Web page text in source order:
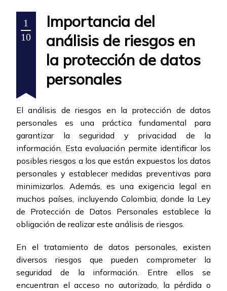
1
10
Importancia del
análisis de riesgos en
la protección de datos
personales
El análisis de riesgos en la protección de datos
personales es una práctica fundamental para
garantizar la seguridad y privacidad de la
información. Esta evaluación permite identificar los
posibles riesgos a los que están expuestos los datos
personales y establecer medidas preventivas para
minimizarlos. Además, es una exigencia legal en
muchos países, incluyendo Colombia, donde la Ley
de Protección de Datos Personales establece la
obligación de realizar este análisis de riesgos.
En el tratamiento de datos personales, existen
diversos riesgos que pueden comprometer la
seguridad de la información. Entre ellos se
encuentran el acceso no autorizado, la pérdida o